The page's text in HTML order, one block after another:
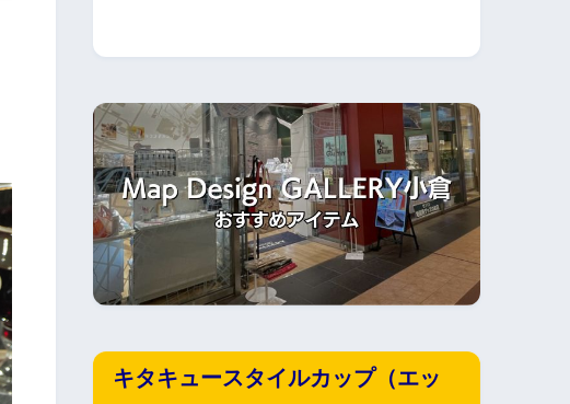
キタキュースタイルカップ（エッ